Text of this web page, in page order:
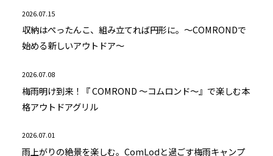
2026.07.15
収納はぺったんこ、組み立てれば円形に。～COMRONDで
始める新しいアウトドア～
2026.07.08
梅雨明け到来！『 COMROND ～コムロンド～』で楽しむ本
格アウトドアグリル
2026.07.01
雨上がりの絶景を楽しむ。ComLodと過ごす梅雨キャンプ